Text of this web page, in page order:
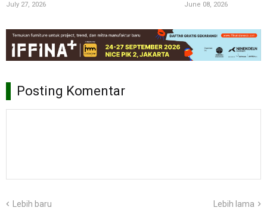
July 27, 2026 June 08, 2026
Posting Komentar
Lebih baru Lebih lama